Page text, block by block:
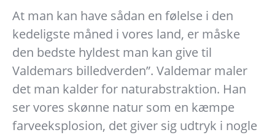
At man kan have sådan en følelse i den
kedeligste måned i vores land, er måske
den bedste hyldest man kan give til
Valdemars billedverden”. Valdemar maler
det man kalder for naturabstraktion. Han
ser vores skønne natur som en kæmpe
farveeksplosion, det giver sig udtryk i nogle